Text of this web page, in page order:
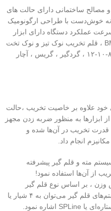
ساختمانی دارای حالت های
خوش‌دست با طراحی ارگونومیک
عملکرد دستگاه دارای ابزار
گیر چهار شیار به همراه کیف حمل BMC ، قلم تخریب نوک تیز و نوک تخت
۲۶ سانت ، سه عدد مته الماسه سایز ۸-۱۰-۱۲ ، گردگیر ، گریس ، آچار
خود علاوه بر خاصیت تخریب ،حالت
ابزارها به منظور ضربه زدن مجهز
قدرت تخریب در آن‌ها شده و
انجام داد.
مته و قلم گیر پیشرفته
از آن‌ها استفاده نمود!
وزن ، بر اساس نوع قلم گیر
نیز دسته بندی می‌شوند، از جمله سیستم‌های قلم گیر می‌توان به ۴ شیار یا